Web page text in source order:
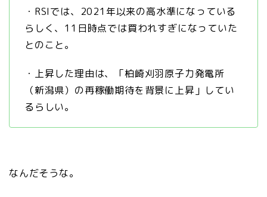
・RSIでは、2021年以来の高水準になっている
らしく、11日時点では買われすぎになっていた
とのこと。
・上昇した理由は、「柏崎刈羽原子力発電所
（新潟県）の再稼働期待を背景に上昇」してい
るらしい。
なんだそうな。